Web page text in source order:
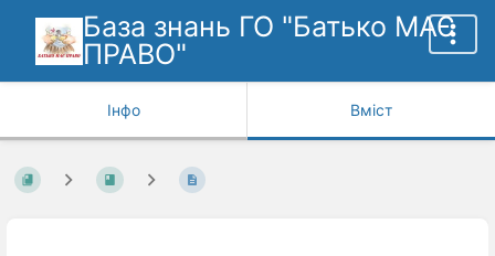
База знань ГО "Батько МАЄ
ПРАВО"
Інфо Вміст